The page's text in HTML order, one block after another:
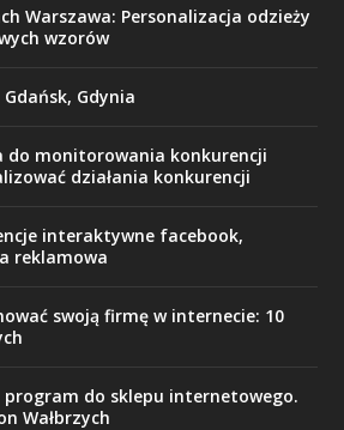
Warszawa: Personalizacja odzieży
wzorów
Gdańsk, Gdynia
do monitorowania konkurencji
działania konkurencji
interaktywne facebook,
reklamowa
swoją firmę w internecie: 10
do sklepu internetowego.
Wałbrzych